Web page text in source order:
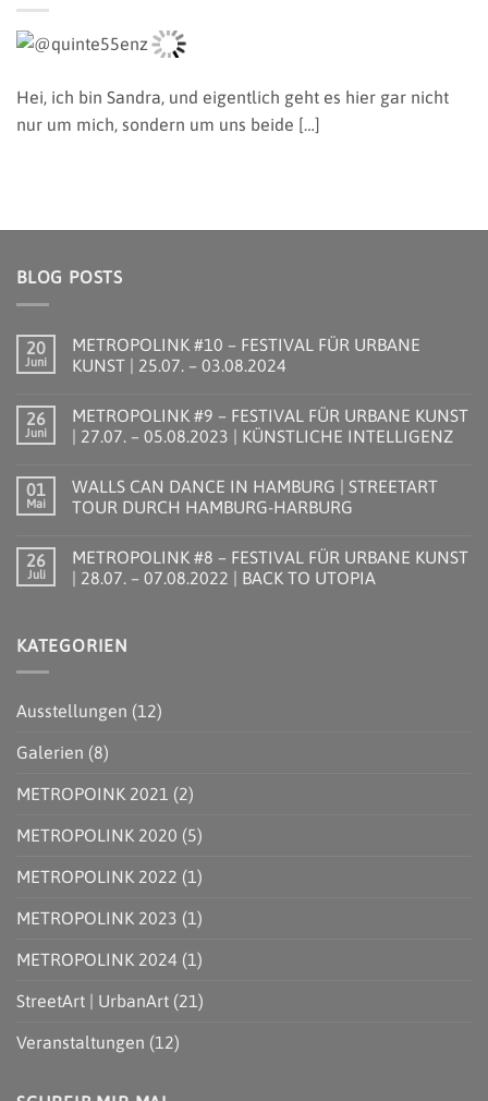
Hei, ich bin Sandra, und eigentlich geht es hier gar nicht
nur um mich, sondern um uns beide […]
BLOG POSTS
20
Juni
METROPOLINK #10 – FESTIVAL FÜR URBANE
KUNST | 25.07. – 03.08.2024
zu
METROPOLINK
#10
FÜR
URBANE
KUNST
–
03.08.2024
26
Juni
METROPOLINK #9 – FESTIVAL FÜR URBANE KUNST
| 27.07. – 05.08.2023 | KÜNSTLICHE INTELLIGENZ
zu
METROPOLINK
#9
FÜR
URBANE
KUNST
05.08.2023
01
Mai
WALLS CAN DANCE IN HAMBURG | STREETART
TOUR DURCH HAMBURG-HARBURG
zu
WALLS
CAN
STREETART
HARBURG
26
Juli
METROPOLINK #8 – FESTIVAL FÜR URBANE KUNST
| 28.07. – 07.08.2022 | BACK TO UTOPIA
METROPOLINK
#8
URBANE
28.07.
|
TO
UTOPIA
KATEGORIEN
Ausstellungen (12)
Galerien (8)
METROPOINK 2021 (2)
METROPOLINK 2020 (5)
METROPOLINK 2022 (1)
METROPOLINK 2023 (1)
METROPOLINK 2024 (1)
StreetArt | UrbanArt (21)
Veranstaltungen (12)